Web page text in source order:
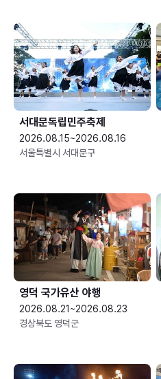
서대문독립민주축제
2026.08.15~2026.08.16
서울특별시 서대문구
영덕 국가유산 야행
2026.08.21~2026.08.23
경상북도 영덕군